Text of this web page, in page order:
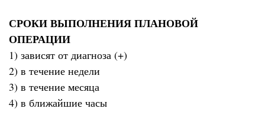
СРОКИ ВЫПОЛНЕНИЯ ПЛАНОВОЙ
ОПЕРАЦИИ
1) зависят от диагноза (+)
2) в течение недели
3) в течение месяца
4) в ближайшие часы